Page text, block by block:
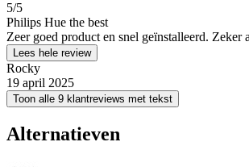
5/5
Philips Hue the best
Zeer goed product en snel geïnstalleerd. Zeker
Lees hele review
Rocky
19 april 2025
Toon alle 9 klantreviews met tekst
Alternatieven